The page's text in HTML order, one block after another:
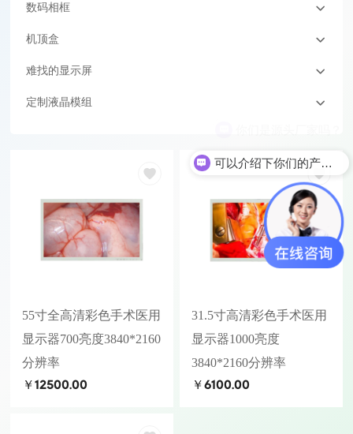
数码相框
机顶盒
难找的显示屏
定制液晶模组
55寸全高清彩色手术医用
显示器700亮度3840*2160
分辨率
￥12500.00
31.5寸高清彩色手术医用
显示器1000亮度
3840*2160分辨率
￥6100.00
可以介绍下你们的产品么